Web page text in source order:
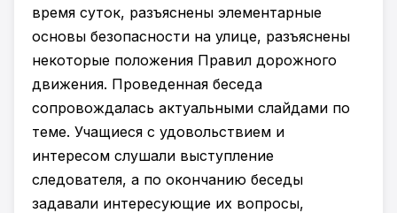
время суток, разъяснены элементарные
основы безопасности на улице, разъяснены
некоторые положения Правил дорожного
движения. Проведенная беседа
сопровождалась актуальными слайдами по
теме. Учащиеся с удовольствием и
интересом слушали выступление
следователя, а по окончанию беседы
задавали интересующие их вопросы,